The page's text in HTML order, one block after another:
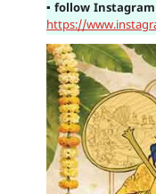
▪ follow Instagram
https://